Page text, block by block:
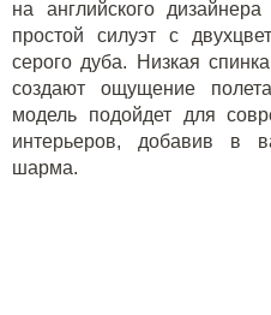
на английского дизайнера
простой силуэт с
серого дуба. Низкая
создают ощущение
модель подойдет для
интерьеров, добавив в
шарма.